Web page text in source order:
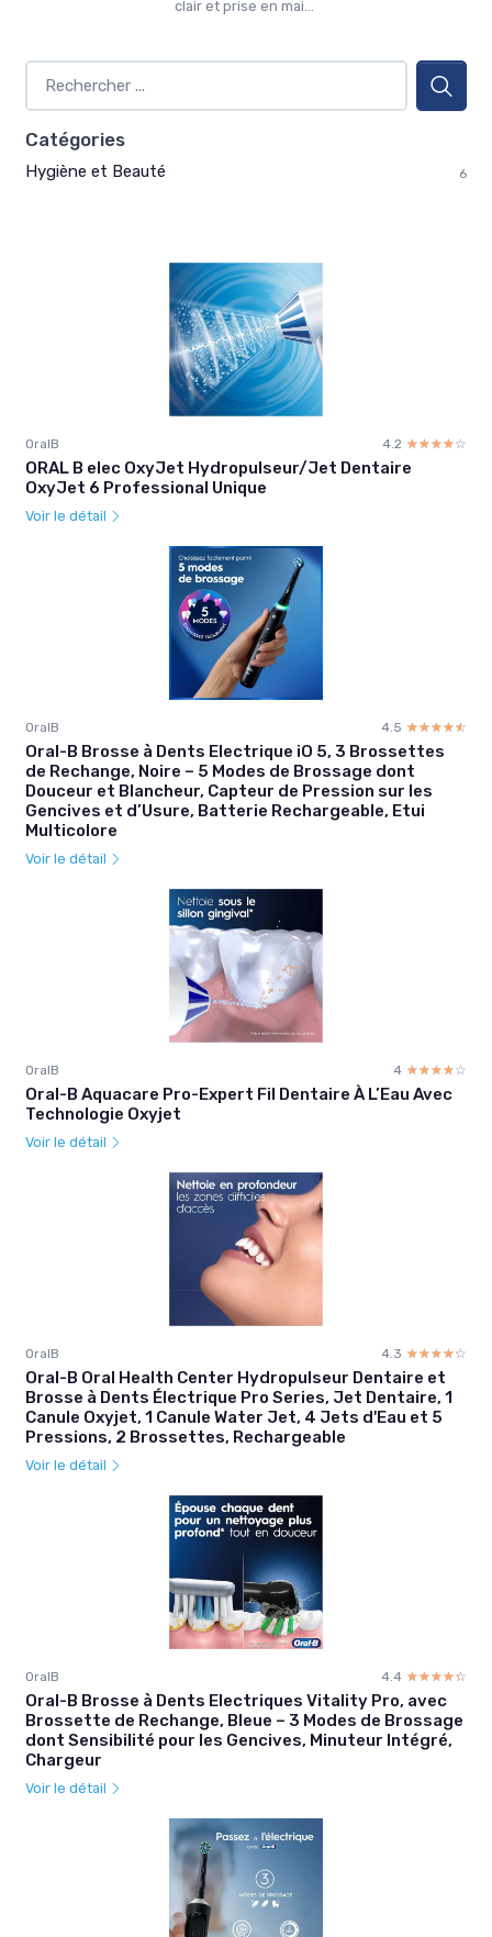
clair et prise en mai...
Catégories
Hygiène et Beauté 6
OralB 4.2 ☆☆☆☆☆
★★★★★
ORAL B elec OxyJet Hydropulseur/Jet Dentaire
OxyJet 6 Professional Unique
Voir le détail
OralB 4.5 ☆☆☆☆☆
★★★★★
Oral-B Brosse à Dents Electrique iO 5, 3 Brossettes
de Rechange, Noire – 5 Modes de Brossage dont
Douceur et Blancheur, Capteur de Pression sur les
Gencives et d’Usure, Batterie Rechargeable, Etui
Multicolore
Voir le détail
OralB 4 ☆☆☆☆☆
★★★★★
Oral-B Aquacare Pro-Expert Fil Dentaire À L’Eau Avec
Technologie Oxyjet
Voir le détail
OralB 4.3 ☆☆☆☆☆
★★★★★
Oral-B Oral Health Center Hydropulseur Dentaire et
Brosse à Dents Électrique Pro Series, Jet Dentaire, 1
Canule Oxyjet, 1 Canule Water Jet, 4 Jets d'Eau et 5
Pressions, 2 Brossettes, Rechargeable
Voir le détail
OralB 4.4 ☆☆☆☆☆
★★★★★
Oral-B Brosse à Dents Electriques Vitality Pro, avec
Brossette de Rechange, Bleue – 3 Modes de Brossage
dont Sensibilité pour les Gencives, Minuteur Intégré,
Chargeur
Voir le détail